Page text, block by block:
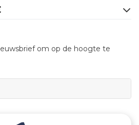
om op de hoogte te